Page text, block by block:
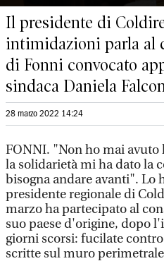
Il presidente di
intimidazioni parla al
di Fonni convocato
sindaca Daniela
28 marzo 2022 14:24
FONNI. "Non ho mai avuto
la solidarietà mi ha dato la
bisogna andare avanti". Lo
presidente regionale di
marzo ha partecipato al
suo paese d'origine, dopo
giorni scorsi: fucilate contro
scritte sul muro